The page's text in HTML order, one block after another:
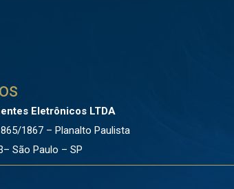
Eletrônicos LTDA
1867 – Planalto Paulista
São Paulo – SP